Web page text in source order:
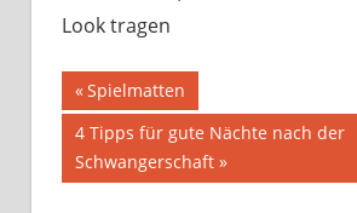
Look tragen
Vorheriger
Beitrag:
Spielmatten
Nächster
Beitrag:
4 Tipps für gute Nächte nach der
Schwangerschaft